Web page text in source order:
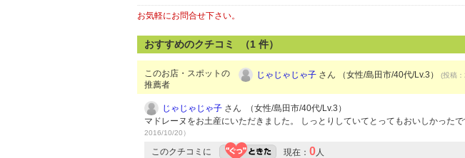
お気軽にお問合せ下さい。
おすすめのクチコミ （1 件）
このお店・スポットの
推薦者
じゃじゃじゃ子 さん （女性/島田市/40代/Lv.3） (投稿
じゃじゃじゃ子 さん （女性/島田市/40代/Lv.3）
マドレーヌをお土産にいただきました。 しっとりしていてとってもおいしかった
2016/10/20）
このクチコミに 現在： 0人